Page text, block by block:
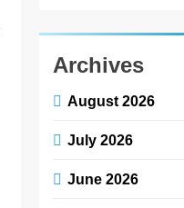
Archives
August 2026
July 2026
June 2026